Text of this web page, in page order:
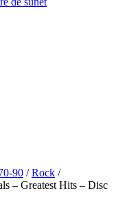
90 /Rock /
– Greatest Hits – Disc